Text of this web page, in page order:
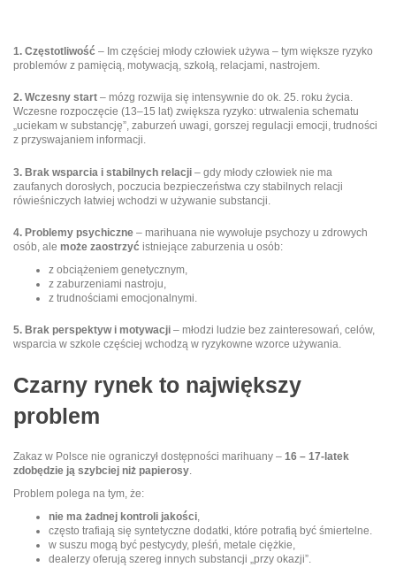
1. Częstotliwość – Im częściej młody człowiek używa – tym większe ryzyko
problemów z pamięcią, motywacją, szkołą, relacjami, nastrojem.
2. Wczesny start – mózg rozwija się intensywnie do ok. 25. roku życia.
Wczesne rozpoczęcie (13–15 lat) zwiększa ryzyko: utrwalenia schematu
„uciekam w substancję”, zaburzeń uwagi, gorszej regulacji emocji, trudności
z przyswajaniem informacji.
3. Brak wsparcia i stabilnych relacji – gdy młody człowiek nie ma
zaufanych dorosłych, poczucia bezpieczeństwa czy stabilnych relacji
rówieśniczych łatwiej wchodzi w używanie substancji.
4. Problemy psychiczne – marihuana nie wywołuje psychozy u zdrowych
osób, ale może zaostrzyć istniejące zaburzenia u osób:
z obciążeniem genetycznym,
z zaburzeniami nastroju,
z trudnościami emocjonalnymi.
5. Brak perspektyw i motywacji – młodzi ludzie bez zainteresowań, celów,
wsparcia w szkole częściej wchodzą w ryzykowne wzorce używania.
Czarny rynek to największy
problem
Zakaz w Polsce nie ograniczył dostępności marihuany – 16 – 17-latek
zdobędzie ją szybciej niż papierosy
Problem polega na tym, że:
nie ma żadnej kontroli jakości,
często trafiają się syntetyczne dodatki, które potrafią być śmiertelne.
w suszu mogą być pestycydy, pleśń, metale ciężkie,
dealerzy oferują szereg innych substancji „przy okazji”.